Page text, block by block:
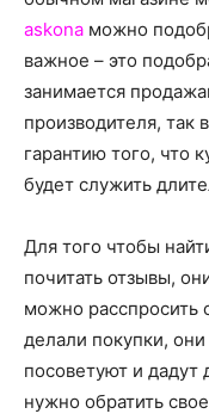
askona можно
важное – это
занимается
производителя, так
гарантию того, что
будет служить
Для того чтобы
почитать отзывы,
можно расспросить
делали покупки,
посоветуют и дадут
нужно обратить